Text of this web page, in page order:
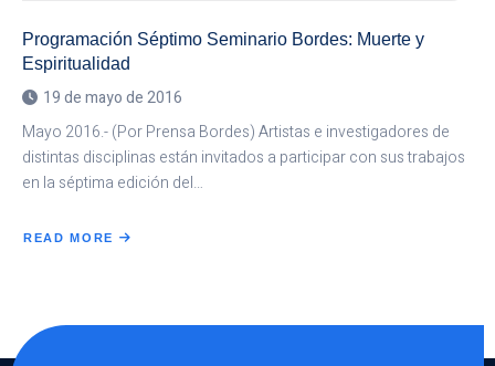
Programación Séptimo Seminario Bordes: Muerte y
Espiritualidad
19 de mayo de 2016
Mayo 2016.- (Por Prensa Bordes) Artistas e investigadores de
distintas disciplinas están invitados a participar con sus trabajos
en la séptima edición del…
READ MORE
ABOUT
ESPIRITUALIDAD